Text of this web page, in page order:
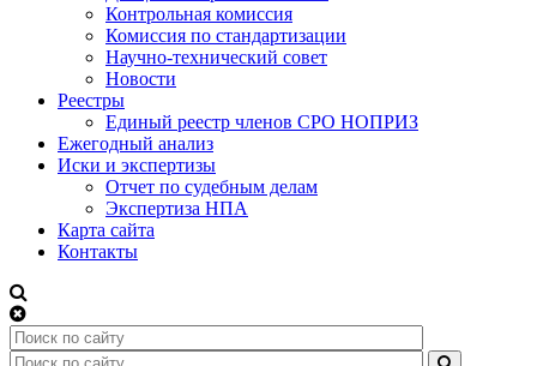
Контрольная комиссия
Комиссия по стандартизации
Научно-технический совет
Новости
Реестры
Единый реестр членов СРО НОПРИЗ
Ежегодный анализ
Иски и экспертизы
Отчет по судебным делам
Экспертиза НПА
Карта сайта
Контакты